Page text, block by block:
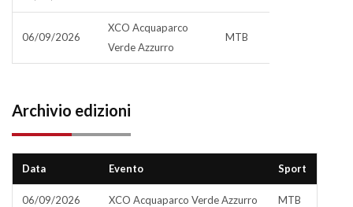
06/09/2026
XCO Acquaparco
Verde Azzurro
MTB
Archivio edizioni
Data Evento Sport
06/09/2026 XCO Acquaparco Verde Azzurro MTB